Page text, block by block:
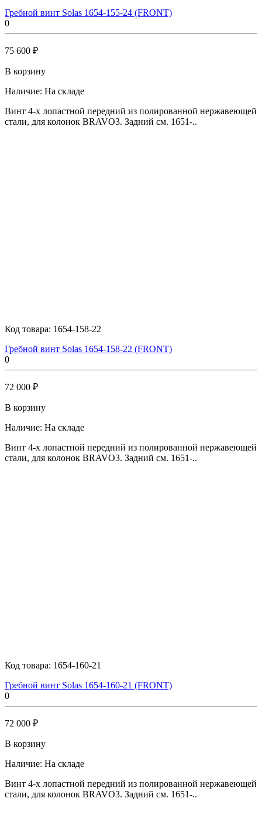
Гребной винт Solas 1654-155-24 (FRONT)
0
75 600 ₽
В корзину
Наличие: На складе
Винт 4-х лопастной передний из полированной нержавеющей
стали, для колонок BRAVO3. Задний см. 1651-..
Код товара: 1654-158-22
Гребной винт Solas 1654-158-22 (FRONT)
0
72 000 ₽
В корзину
Наличие: На складе
Винт 4-х лопастной передний из полированной нержавеющей
стали, для колонок BRAVO3. Задний см. 1651-..
Код товара: 1654-160-21
Гребной винт Solas 1654-160-21 (FRONT)
0
72 000 ₽
В корзину
Наличие: На складе
Винт 4-х лопастной передний из полированной нержавеющей
стали, для колонок BRAVO3. Задний см. 1651-..